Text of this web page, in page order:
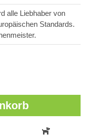
alle Liebhaber von
Standards.